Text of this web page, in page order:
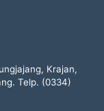
Krajan,
Telp. (0334)